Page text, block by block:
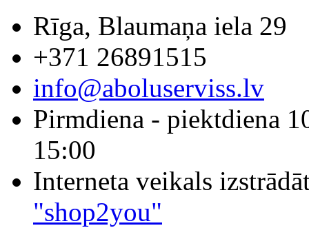
Rīga, Blaumaņa iela 29
+371 26891515
info@aboluserviss.lv
Pirmdiena - piektdiena
15:00
Interneta veikals
"shop2you"